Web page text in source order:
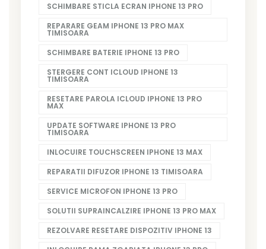
SCHIMBARE STICLA ECRAN IPHONE 13 PRO
REPARARE GEAM IPHONE 13 PRO MAX
TIMISOARA
SCHIMBARE BATERIE IPHONE 13 PRO
STERGERE CONT ICLOUD IPHONE 13
TIMISOARA
RESETARE PAROLA ICLOUD IPHONE 13 PRO
MAX
UPDATE SOFTWARE IPHONE 13 PRO
TIMISOARA
INLOCUIRE TOUCHSCREEN IPHONE 13 MAX
REPARATII DIFUZOR IPHONE 13 TIMISOARA
SERVICE MICROFON IPHONE 13 PRO
SOLUTII SUPRAINCALZIRE IPHONE 13 PRO MAX
REZOLVARE RESETARE DISPOZITIV IPHONE 13